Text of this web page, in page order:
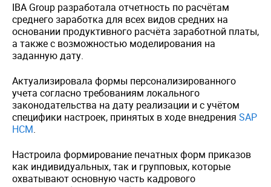
IBA Group разработала отчетность по расчётам
среднего заработка для всех видов средних на
основании продуктивного расчёта заработной платы,
а также с возможностью моделирования на
заданную дату.
Актуализировала формы персонализированного
учета согласно требованиям локального
законодательства на дату реализации и с учётом
специфики настроек, принятых в ходе внедрения SAP
HCM.
Настроила формирование печатных форм приказов
как индивидуальных, так и групповых, которые
охватывают основную часть кадрового